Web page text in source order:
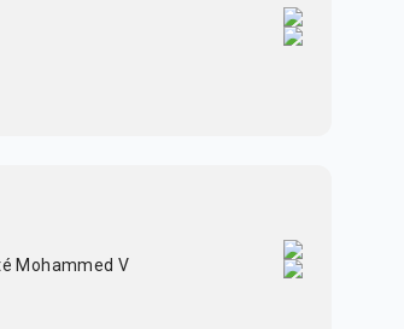
Mohammed V